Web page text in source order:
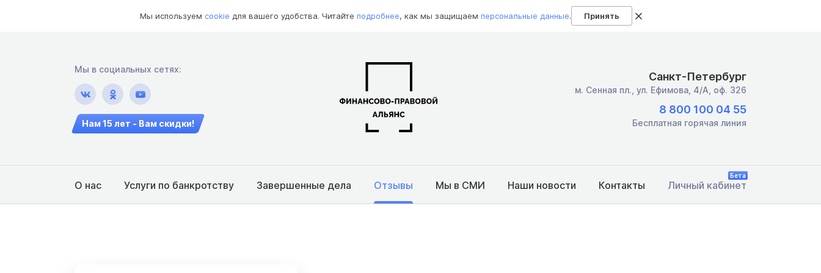
Мы используем cookie для вашего удобства. Читайте подробнее, как мы защищаем персональные данные. Принять
Мы в социальных сетях:
Нам 15 лет - Вам скидки!
Санкт-Петербург
м. Сенная пл., ул. Ефимова, 4/А, оф. 326
8 800 100 04 55
Бесплатная горячая линия
О нас Услуги по банкротству Завершенные дела Отзывы Мы в СМИ Наши новости Контакты Личный кабинет
Бета